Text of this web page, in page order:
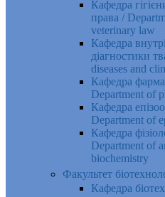
Кафедра
права /
veterinary law
Кафедра
діагностики
diseases and
Кафедра
Department of
Кафедра
Department of
Кафедра
Department of
biochemistry
Факультет
Кафедра